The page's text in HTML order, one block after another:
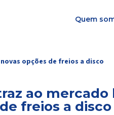
Quem
opções de freios a disco
ao mercado
de freios a disco